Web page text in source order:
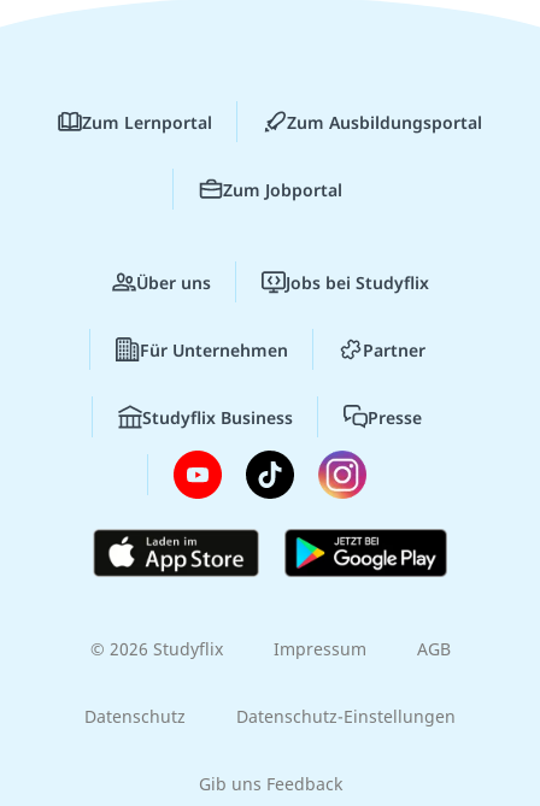
Zum Lernportal Zum Ausbildungsportal
Zum Jobportal
Über uns Jobs bei Studyflix
Für Unternehmen Partner
Studyflix Business Presse
© 2026 Studyflix Impressum AGB
Datenschutz Datenschutz-Einstellungen
Gib uns Feedback